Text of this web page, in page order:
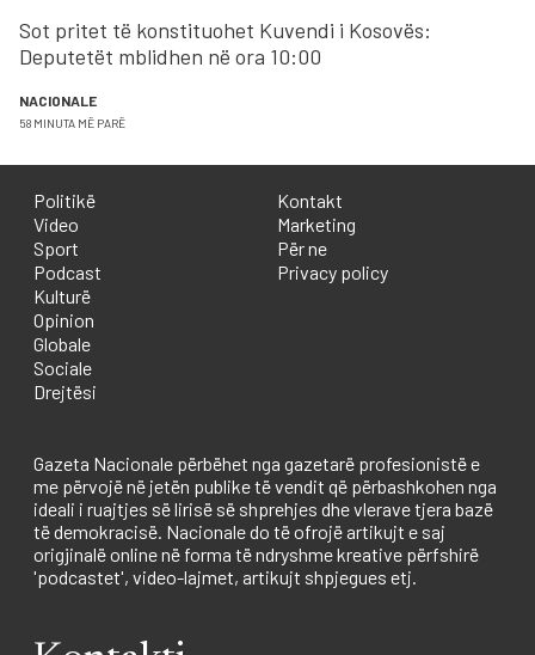
Sot pritet të konstituohet Kuvendi i Kosovës:
Deputetët mblidhen në ora 10:00
NACIONALE
58 MINUTA MË PARË
Politikë
Video
Sport
Podcast
Kulturë
Opinion
Globale
Sociale
Drejtësi
Kontakt
Marketing
Për ne
Privacy policy
Gazeta Nacionale përbëhet nga gazetarë profesionistë e
me përvojë në jetën publike të vendit që përbashkohen nga
ideali i ruajtjes së lirisë së shprehjes dhe vlerave tjera bazë
të demokracisë. Nacionale do të ofrojë artikujt e saj
origjinalë online në forma të ndryshme kreative përfshirë
'podcastet', video-lajmet, artikujt shpjegues etj.